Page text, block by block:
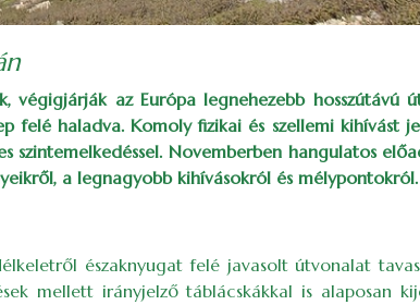
az Európa legnehezebb hosszútávú
felé haladva. Komoly fizikai és szellemi kihívást
Novemberben hangulatos
a legnagyobb kihívásokról és mélypontokról.
északnyugat felé javasolt útvonalat
mellett irányjelző táblácskákkal is alaposan